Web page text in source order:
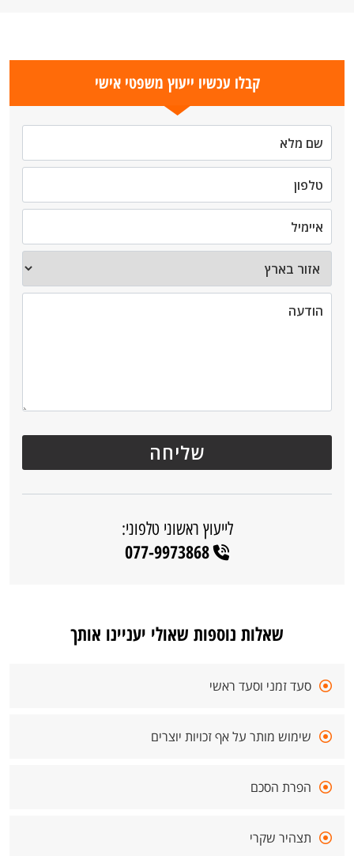
קבלו עכשיו ייעוץ משפטי אישי
לייעוץ ראשוני טלפוני:
077-9973868
שאלות נוספות שאולי יעניינו אותך
סעד זמני וסעד ראשי
שימוש מותר על אף זכויות יוצרים
הפרת הסכם
תצהיר שקרי